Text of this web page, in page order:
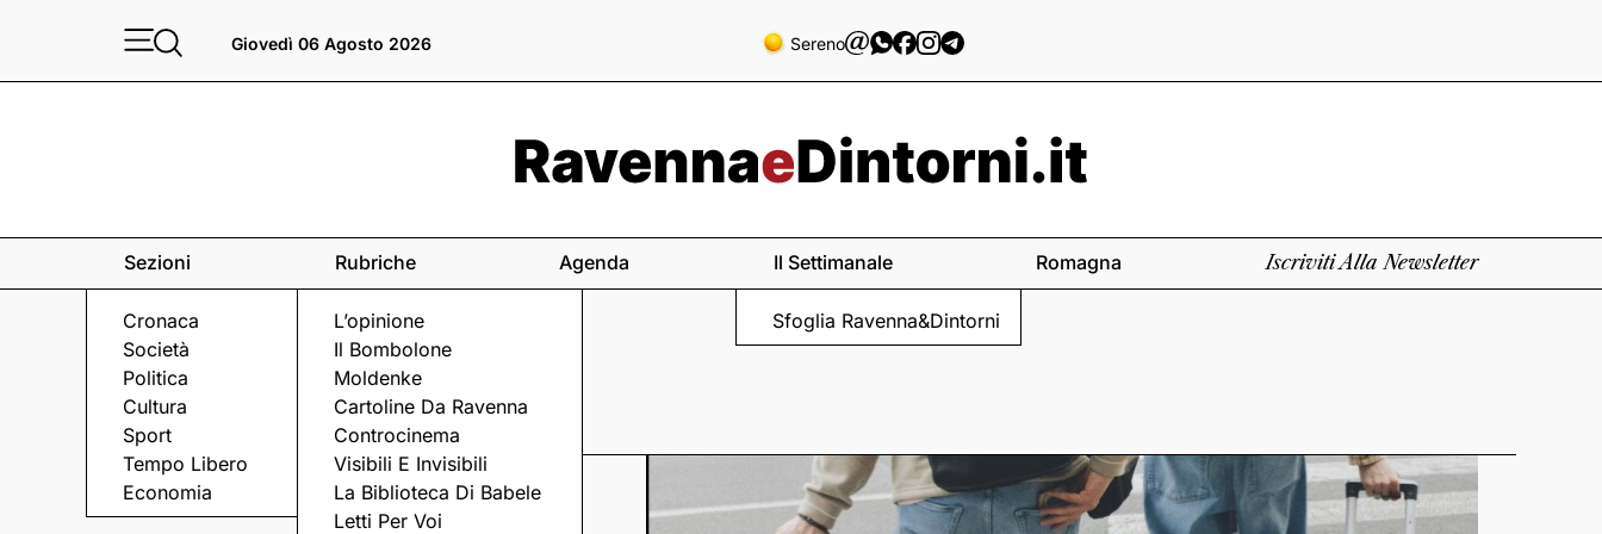
Giovedì 06 Agosto 2026 Sereno
Sezioni
Cronaca
Società
Politica
Cultura
Sport
Tempo Libero
Economia
Rubriche
L’opinione
Il Bombolone
Moldenke
Cartoline Da Ravenna
Controcinema
Visibili E Invisibili
La Biblioteca Di Babele
Letti Per Voi
Agenda Il Settimanale
Sfoglia Ravenna&Dintorni
Romagna Iscriviti Alla Newsletter
LA TESTIMONIANZA